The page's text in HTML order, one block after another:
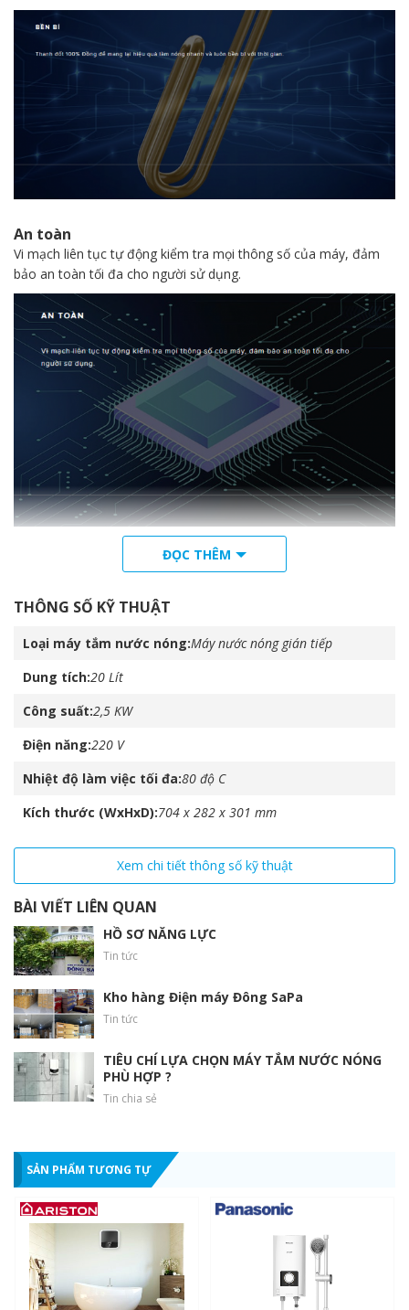
An toàn
Vi mạch liên tục tự động kiểm tra mọi thông số của máy, đảm
bảo an toàn tối đa cho người sử dụng.
Tiết kiệm Eco Evo
Công nghệ ECO EVO chuẩn Châu Âu, có khả năng ghi nhớ thói
quen sử dụng, tự động tính toán lượng nước nóng & nhiệt độ
phù hợp nhất, giúp tiết kiệm tới 14%, và đạt chuẩn 5 sao tiết
kiệm năng lượng.
Công nghệ Ion Bạc
ION Bạc có khả năng kháng khuẩn, nhanh chóng ngăn chặn sự
sinh sôi của vi khuẩn E.C Coli, Salmonella, Legionella, nấm mốc
và các loại vi khuẩn khác…
ĐỌC THÊM
THÔNG SỐ KỸ THUẬT
Loại máy tắm nước nóng Máy nước nóng gián tiếp
Dung tích 20 Lít
Công suất 2,5 KW
Điện năng 220 V
Nhiệt độ làm việc tối đa 80 độ C
Kích thước (WxHxD) 704 x 282 x 301 mm
Xem chi tiết thông số kỹ thuật
BÀI VIẾT LIÊN QUAN
HỒ SƠ NĂNG LỰC
Tin tức
Kho hàng Điện máy Đông SaPa
Tin tức
TIÊU CHÍ LỰA CHỌN MÁY TẮM NƯỚC NÓNG
PHÙ HỢP ?
Tin chia sẻ
SẢN PHẨM TƯƠNG TỰ